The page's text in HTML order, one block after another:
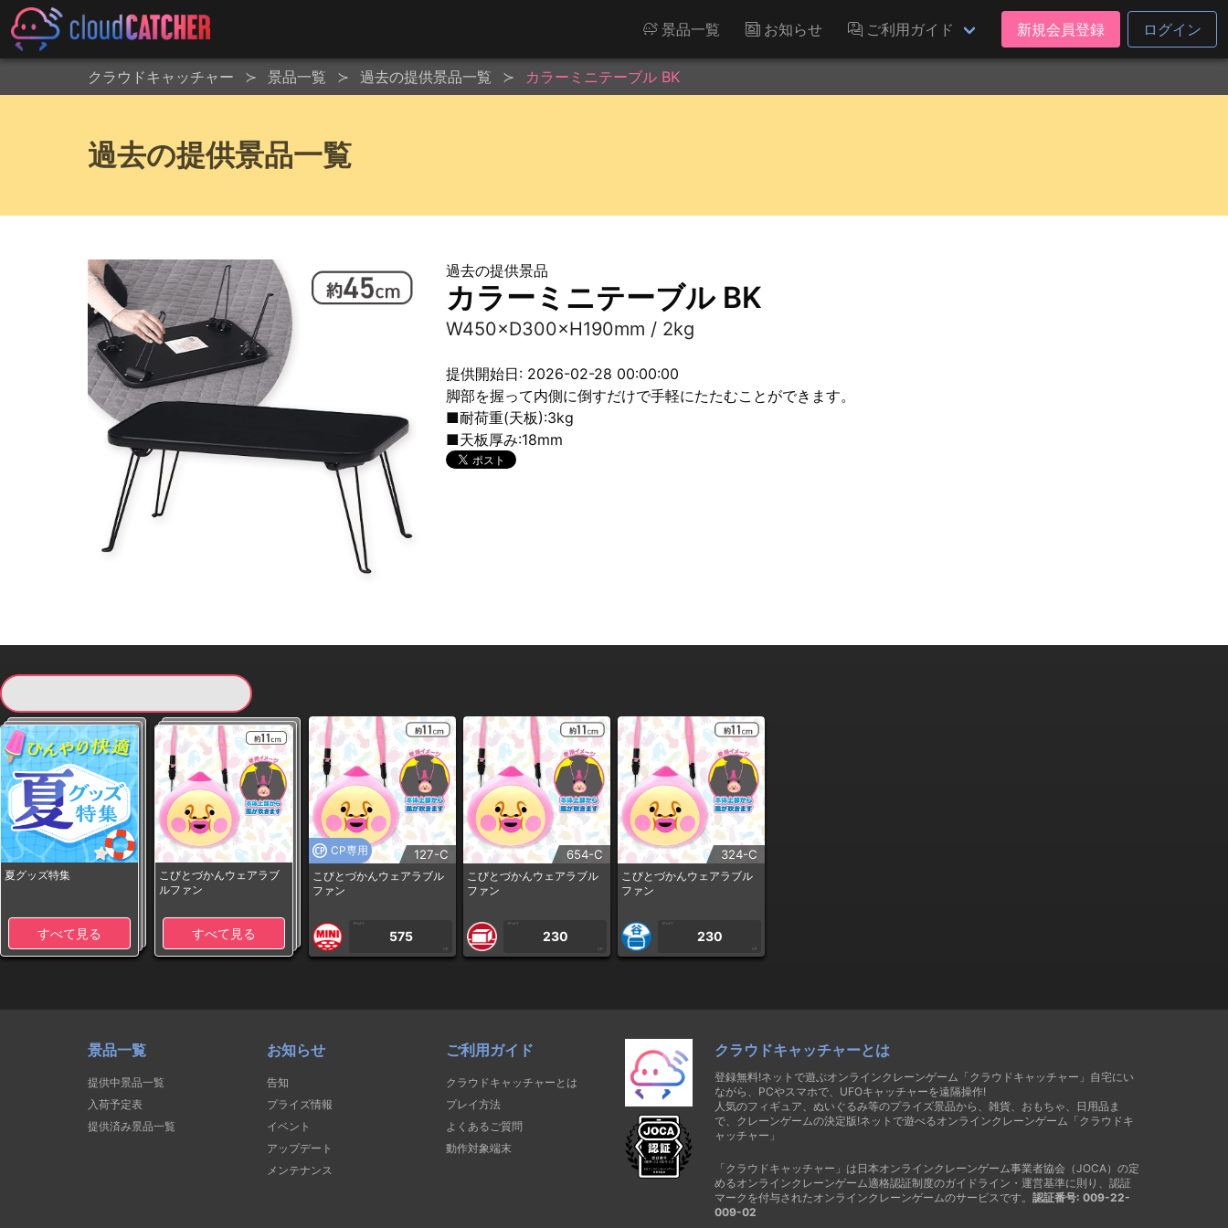
景品一覧 お知らせ ご利用ガイド 新規会員登録 ログイン
クラウドキャッチャー 景品一覧 過去の提供景品一覧 カラーミニテーブル BK
過去の提供景品一覧
過去の提供景品
カラーミニテーブル BK
W450×D300×H190mm / 2kg
提供開始日: 2026-02-28 00:00:00
脚部を握って内側に倒すだけで手軽にたたむことができます。
■耐荷重(天板):3kg
■天板厚み:18mm
夏グッズ特集
すべて見る
こびとづかんウェアラブ
ルファン
すべて見る
CP専用 127-C
こびとづかんウェアラブル
ファン
1PLAY
575
CP
654-C
こびとづかんウェアラブル
ファン
1PLAY
230
CP
324-C
こびとづかんウェアラブル
ファン
1PLAY
230
CP
景品一覧
提供中景品一覧
入荷予定表
提供済み景品一覧
お知らせ
告知
プライズ情報
イベント
アップデート
メンテナンス
ご利用ガイド
クラウドキャッチャーとは
プレイ方法
よくあるご質問
動作対象端末
クラウドキャッチャーとは
登録無料!ネットで遊ぶオンラインクレーンゲーム「クラウドキャッチャー」自宅にい
ながら、PCやスマホで、UFOキャッチャーを遠隔操作!
人気のフィギュア、ぬいぐるみ等のプライズ景品から、雑貨、おもちゃ、日用品ま
で、クレーンゲームの決定版!ネットで遊べるオンラインクレーンゲーム「クラウドキ
ャッチャー」
「クラウドキャッチャー」は日本オンラインクレーンゲーム事業者協会（JOCA）の定
めるオンラインクレーンゲーム適格認証制度のガイドライン・運営基準に則り、認証
マークを付与されたオンラインクレーンゲームのサービスです。 認証番号: 009-22-
009-02